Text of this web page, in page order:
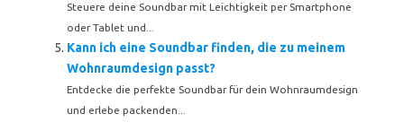
Steuere deine Soundbar mit Leichtigkeit per Smartphone
oder Tablet und...
Kann ich eine Soundbar finden, die zu meinem
Wohnraumdesign passt?
Entdecke die perfekte Soundbar für dein Wohnraumdesign
und erlebe packenden...